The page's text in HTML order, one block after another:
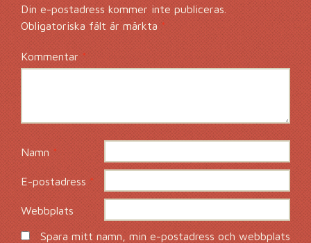
Din e-postadress kommer inte publiceras.
Obligatoriska fält är märkta*
Kommentar *
Namn *
E-postadress *
Webbplats
Spara mitt namn, min e-postadress och webbplats